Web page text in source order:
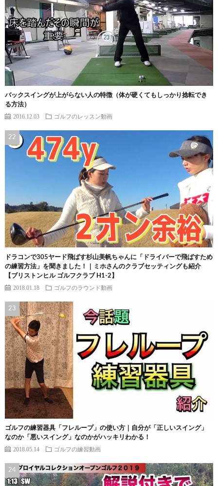
バックスイングが上がらない人の特徴（体が硬くてもしっかり捻転でき
る方法）
2016.12.03 ゴルフのレッスン動画
ドラコンで305ヤード飛ばす杉山美帆ちゃんに「ドライバーで飛ばすため
の練習方法」を聞きました！｜ミホさんのクラブセッティングも紹介
【ブリストンヒル ゴルフクラブ H1-2】
2018.01.18 ゴルフのラウンド動画
ゴルフの練習器具「フレループ」の使い方｜自分が「正しいスイング」
なのか「悪いスイング」なのかがハッキリわかる！
2018.05.14 ゴルフの練習動画